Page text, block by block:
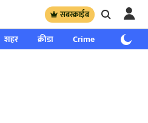
सबस्क्राईब
शहर क्रीडा Crime साप्ताहिक